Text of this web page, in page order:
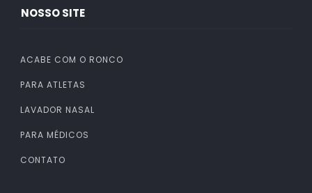
NOSSO SITE
ACABE COM O RONCO
PARA ATLETAS
LAVADOR NASAL
PARA MÉDICOS
CONTATO